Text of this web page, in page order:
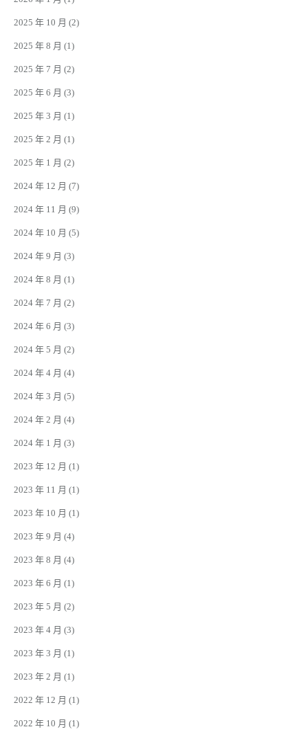
2025 年 10 月 (2)
2025 年 8 月 (1)
2025 年 7 月 (2)
2025 年 6 月 (3)
2025 年 3 月 (1)
2025 年 2 月 (1)
2025 年 1 月 (2)
2024 年 12 月 (7)
2024 年 11 月 (9)
2024 年 10 月 (5)
2024 年 9 月 (3)
2024 年 8 月 (1)
2024 年 7 月 (2)
2024 年 6 月 (3)
2024 年 5 月 (2)
2024 年 4 月 (4)
2024 年 3 月 (5)
2024 年 2 月 (4)
2024 年 1 月 (3)
2023 年 12 月 (1)
2023 年 11 月 (1)
2023 年 10 月 (1)
2023 年 9 月 (4)
2023 年 8 月 (4)
2023 年 6 月 (1)
2023 年 5 月 (2)
2023 年 4 月 (3)
2023 年 3 月 (1)
2023 年 2 月 (1)
2022 年 12 月 (1)
2022 年 10 月 (1)